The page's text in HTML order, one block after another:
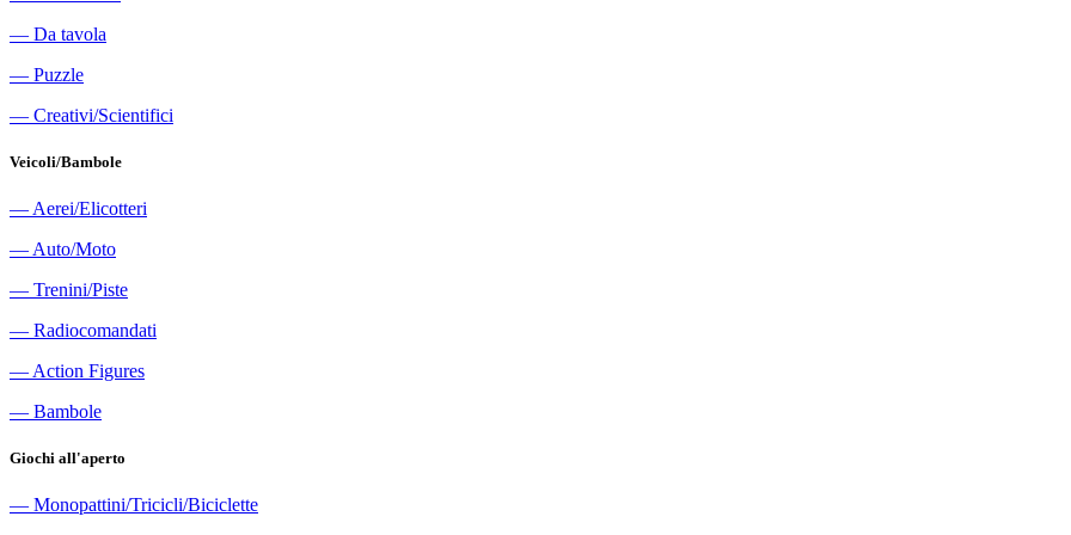
― Da tavola
― Puzzle
― Creativi/Scientifici
Veicoli/Bambole
― Aerei/Elicotteri
― Auto/Moto
― Trenini/Piste
― Radiocomandati
― Action Figures
― Bambole
Giochi all'aperto
― Monopattini/Tricicli/Biciclette